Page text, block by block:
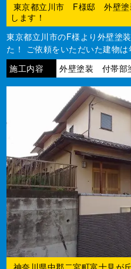
東京都立川市 F様邸 外壁塗
します！
東京都立川市のF様より外壁塗
た！ ご依頼をいただいた建物
施工内容
外壁塗装 付帯部